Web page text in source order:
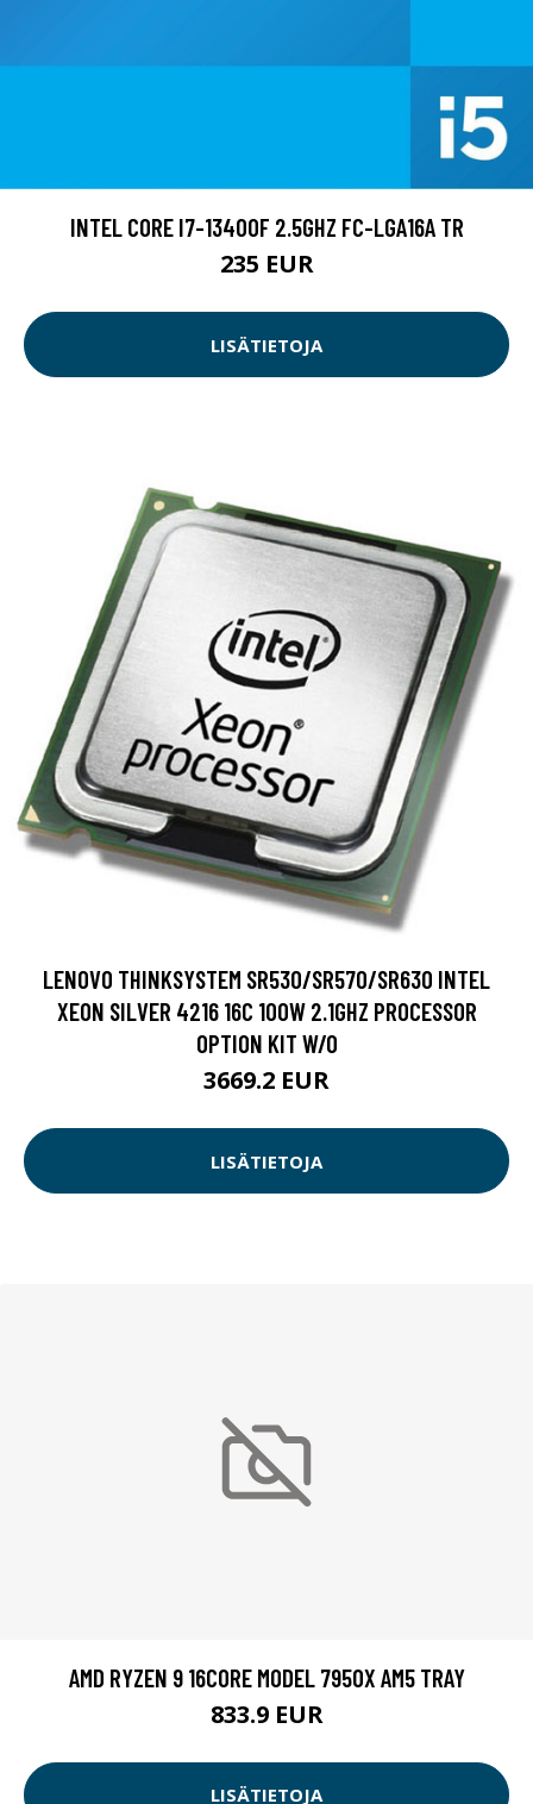
INTEL CORE I7-13400F 2.5GHZ FC-LGA16A TR
235 EUR
LISÄTIETOJA
LENOVO THINKSYSTEM SR530/SR570/SR630 INTEL
XEON SILVER 4216 16C 100W 2.1GHZ PROCESSOR
OPTION KIT W/O
3669.2 EUR
LISÄTIETOJA
AMD RYZEN 9 16CORE MODEL 7950X AM5 TRAY
833.9 EUR
LISÄTIETOJA